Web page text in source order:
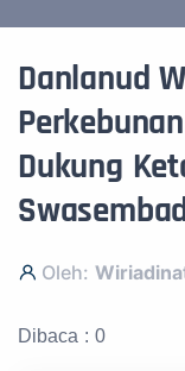
Danlanud
Dukung
Oleh:
Dibaca : 0